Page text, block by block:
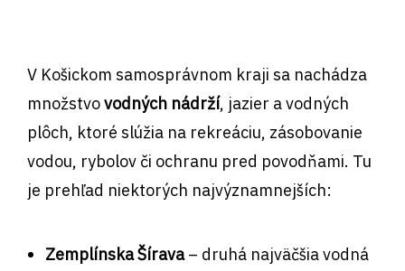
V Košickom samosprávnom kraji sa nachádza
množstvovodných nádrží, jazier a vodných
plôch, ktoré slúžia na rekreáciu, zásobovanie
vodou, rybolov či ochranu pred povodňami. Tu
je prehľad niektorých najvýznamnejších:
Zemplínska Šírava– druhá najväčšia vodná